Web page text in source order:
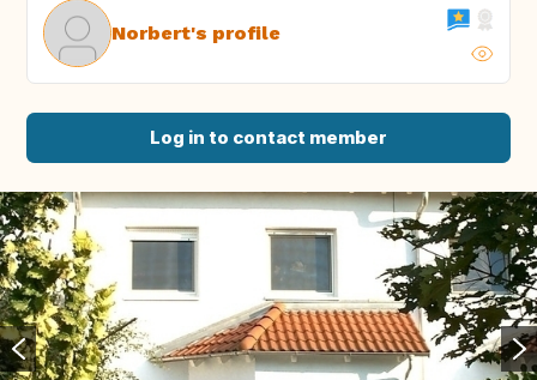
Norbert's profile
Log in to contact member